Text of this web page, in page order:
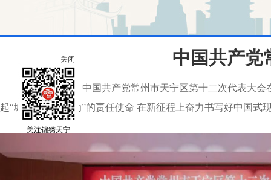
中国共产党
7月28日上午，中国共产党常州市天宁区第十二次代表大
起“城区当有大作为”的责任使命 在新征程上奋力书写好中国式
关闭
关注锦绣天宁